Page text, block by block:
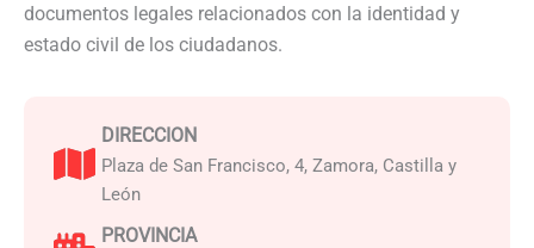
documentos legales relacionados con la identidad y
estado civil de los ciudadanos.
DIRECCION
Plaza de San Francisco, 4, Zamora, Castilla y
León
PROVINCIA